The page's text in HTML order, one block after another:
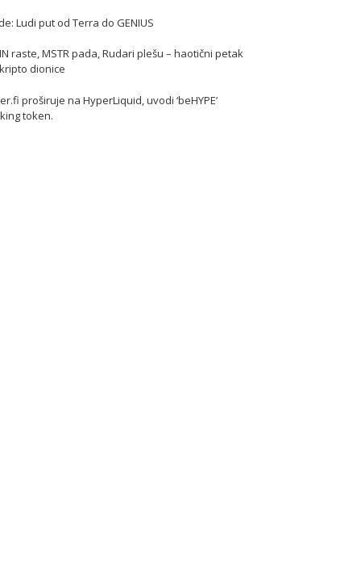
Ludi put od Terra do GENIUS
raste, MSTR pada, Rudari plešu – haotični petak
dionice
proširuje na HyperLiquid, uvodi ‘beHYPE’
token.